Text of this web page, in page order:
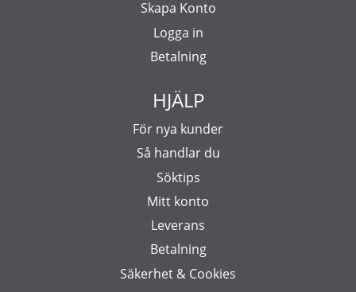
Skapa Konto
Logga in
Betalning
HJÄLP
För nya kunder
Så handlar du
Söktips
Mitt konto
Leverans
Betalning
Säkerhet & Cookies